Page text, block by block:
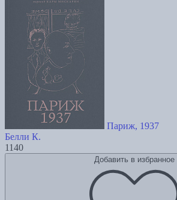
Париж, 1937
Белли К.
1140
Добавить в избранное